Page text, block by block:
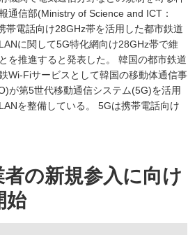
通信部(Ministry of Science and ICT：
帯電話向け28GHz帯を活用した都市鉄道
に関して5G特化網向け28GHz帯で維
を推進すると発表した。 韓国の都市鉄道
Wi-Fiサービスとして韓国の移動体通信事
が第5世代移動通信システム(5G)を活用
を整備している。 5Gは携帯電話向け
の新規参入に向け
始